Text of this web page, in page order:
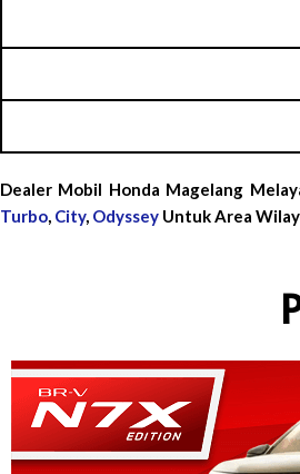
Dealer Mobil Honda Magelang
Turbo, City, OdysseyUntuk Area